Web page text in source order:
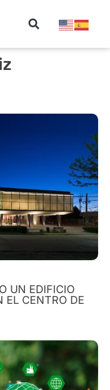
UN EDIFICIO
EL CENTRO DE